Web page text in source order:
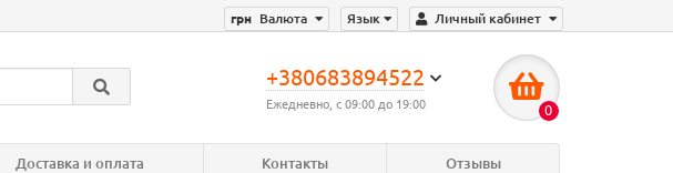
Личный кабинет
Язык
грн Валюта
+380683894522
Ежедневно, с 09:00 до 19:00 0
Доставка и оплата Контакты Отзывы